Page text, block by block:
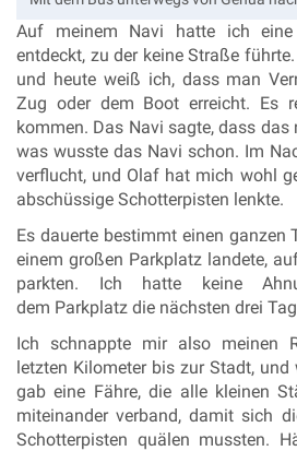
Auf meinem Navi hatte ich
entdeckt, zu der keine Straße
und heute weiß ich, dass man
Zug oder dem Boot erreicht. Es
kommen. Das Navi sagte, dass
was wusste das Navi schon. Im
verflucht, und Olaf hat mich wohl
abschüssige Schotterpisten lenkte.
Es dauerte bestimmt einen ganzen
einem großen Parkplatz landete,
parkten. Ich hatte keine
dem Parkplatz die nächsten drei
Ich schnappte mir also meinen
letzten Kilometer bis zur Stadt,
gab eine Fähre, die alle kleinen
miteinander verband, damit sich
Schotterpisten quälen mussten.